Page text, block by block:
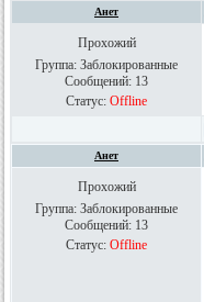
Анет
Прохожий
Группа: Заблокированные
Сообщений: 13
Статус: Offline
Анет
Прохожий
Группа: Заблокированные
Сообщений: 13
Статус: Offline